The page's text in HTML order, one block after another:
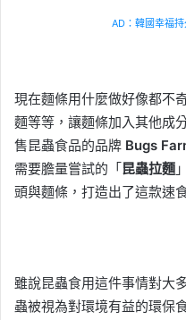
AD：韓國幸福
現在麵條用什麼做好像都不
麵等等，讓麵條加入其他成
售昆蟲食品的品牌 Bugs
需要膽量嘗試的「 昆蟲拉麵
頭與麵條，打造出了這款速
雖說昆蟲食用這件事情對大
蟲被視為對環境有益的環保